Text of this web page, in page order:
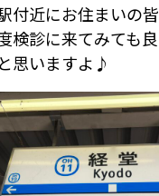
付近にお住まいの
検診に来てみても
思いますよ♪